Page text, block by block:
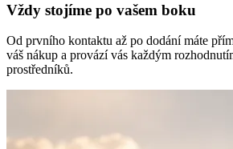
Vždy stojíme po vašem boku
Od prvního kontaktu až po dodání máte
váš nákup a provází vás každým
prostředníků.